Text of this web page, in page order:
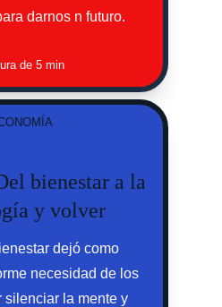
bienestar a la
y volver
darnos n futuro.
dejó como
necesidad de los
silenciar la mente y
de 5 min